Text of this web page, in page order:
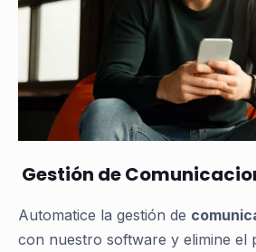
Gestión de
Automatice la gestión de
con nuestro software y elimine el